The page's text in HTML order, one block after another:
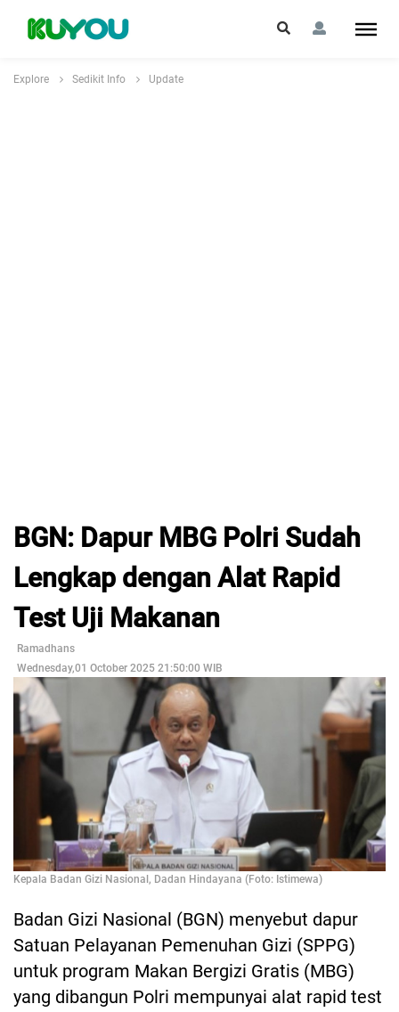
Explore Sedikit Info Update
BGN: Dapur MBG Polri Sudah
Lengkap dengan Alat Rapid
Test Uji Makanan
Ramadhans
Wednesday,01 October 2025 21:50:00 WIB
Kepala Badan Gizi Nasional, Dadan Hindayana (Foto: Istimewa)
Badan Gizi Nasional (BGN) menyebut dapur
Satuan Pelayanan Pemenuhan Gizi (SPPG)
untuk program Makan Bergizi Gratis (MBG)
yang dibangun Polri mempunyai alat rapid test